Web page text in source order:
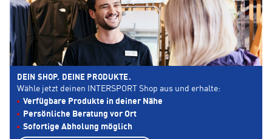
DEIN SHOP. DEINE PRODUKTE.
Wähle jetzt deinen INTERSPORT Shop aus und erhalte:
Verfügbare Produkte in deiner Nähe
Persönliche Beratung vor Ort
Sofortige Abholung möglich